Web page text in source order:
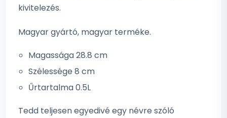
kivitelezés.
Magyar gyártó, magyar terméke.
Magassága 28.8 cm
Szélessége 8 cm
Űrtartalma 0.5L
Tedd teljesen egyedivé egy névre szóló